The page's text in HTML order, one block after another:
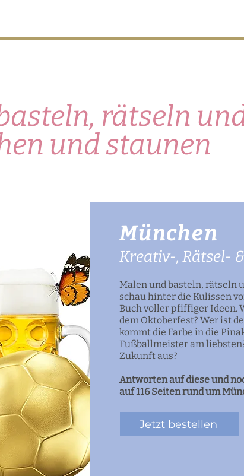
rätseln
und staunen
München
Kreativ-, Rätsel-
Malen und basteln, rätseln
schau hinter die Kulissen
Buch voller pfiffiger Ideen.
dem Oktoberfest? Wer ist
kommt die Farbe in die
Fußballmeister am
Zukunft aus?
Antworten auf diese und
auf 116 Seiten rund um
Jetzt bestellen